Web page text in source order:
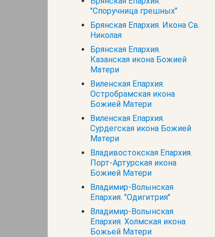
"Споручница грешных"
Брянская Епархия. Икона Св.
Николая
Брянская Епархия.
Казанская икона Божией
Матери
Виленская Епархия.
Остробрамская икона
Божией Матери
Виленская Епархия.
Сурдегская икона Божией
Матери
Владивостокская Епархия.
Порт-Артурская икона
Божией Матери
Владимир-Волынская
Епархия. "Одигитрия"
Владимир-Волынская
Епархия. Холмская икона
Божьей Матери